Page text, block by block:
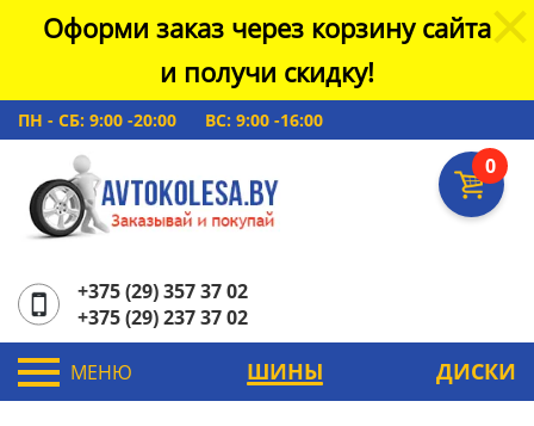
Оформи заказ через корзину сайта
и получи скидку!
ПН - СБ: 9:00 -20:00 ВС: 9:00 -16:00
0
+375 (29) 357 37 02
+375 (29) 237 37 02
МЕНЮ ШИНЫ ДИСКИ